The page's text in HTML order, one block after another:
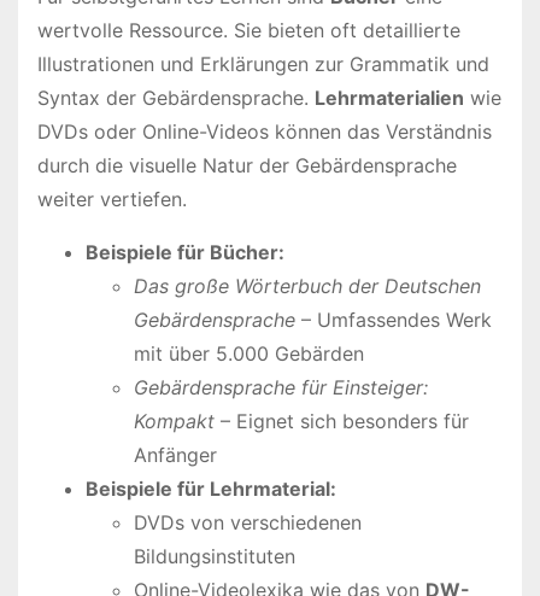
wertvolle Ressource. Sie bieten oft detaillierte
Illustrationen und Erklärungen zur Grammatik und
Syntax der Gebärdensprache. Lehrmaterialien wie
DVDs oder Online-Videos können das Verständnis
durch die visuelle Natur der Gebärdensprache
weiter vertiefen.
Beispiele für Bücher:
Das große Wörterbuch der Deutschen
Gebärdensprache – Umfassendes Werk
mit über 5.000 Gebärden
Gebärdensprache für Einsteiger:
Kompakt – Eignet sich besonders für
Anfänger
Beispiele für Lehrmaterial:
DVDs von verschiedenen
Bildungsinstituten
Online-Videolexika wie das von DW-